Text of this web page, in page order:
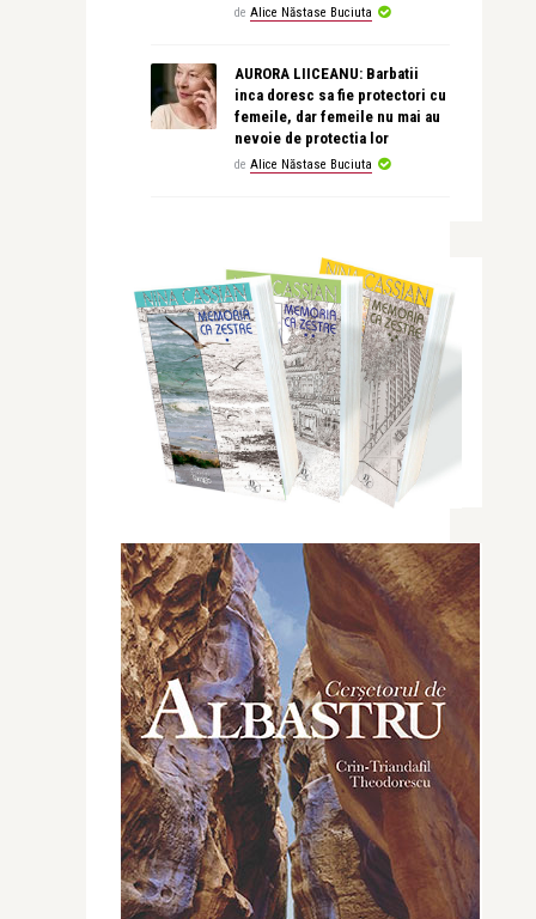
de Alice Năstase Buciuta
AURORA LIICEANU: Barbatii
inca doresc sa fie protectori cu
femeile, dar femeile nu mai au
nevoie de protectia lor
de Alice Năstase Buciuta